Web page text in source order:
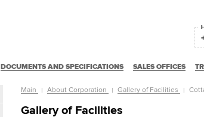
DOCUMENTS AND SPECIFICATIONS SALES OFFICES
Main About Corporation Gallery of Facilities
Gallery of Facilities